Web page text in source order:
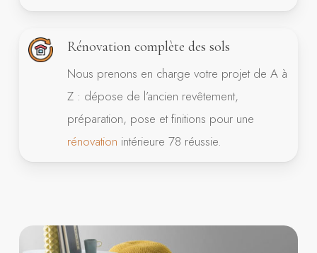
Rénovation complète des sols
Nous prenons en charge votre projet de A à
Z : dépose de l’ancien revêtement,
préparation, pose et finitions pour une
rénovation intérieure 78 réussie.